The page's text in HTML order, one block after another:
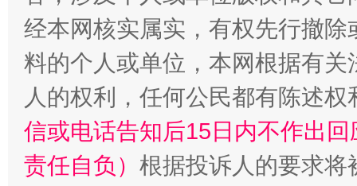
经本网核实属实，有权先行撤
料的个人或单位，本网根据有
人的权利，任何公民都有陈述
信或电话告知后15日内不作出
责任自负） 根据投诉人的要求将